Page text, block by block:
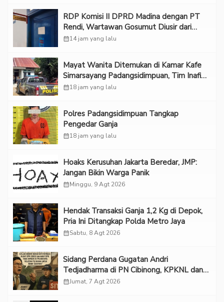
RDP Komisi II DPRD Madina dengan PT
Rendi, Wartawan Gosumut Diusir dari
Ruangan
calendar_month14 jam yang lalu
Mayat Wanita Ditemukan di Kamar Kafe
Simarsayang Padangsidimpuan, Tim Inafis
Diterjunkan
calendar_month18 jam yang lalu
Polres Padangsidimpuan Tangkap
Pengedar Ganja
calendar_month18 jam yang lalu
Hoaks Kerusuhan Jakarta Beredar, JMP:
Jangan Bikin Warga Panik
calendar_monthMinggu, 9 Agt 2026
Hendak Transaksi Ganja 1,2 Kg di Depok,
Pria Ini Ditangkap Polda Metro Jaya
calendar_monthSabtu, 8 Agt 2026
Sidang Perdana Gugatan Andri
Tedjadharma di PN Cibinong, KPKNL dan
PUPN Mangkir
calendar_monthJumat, 7 Agt 2026